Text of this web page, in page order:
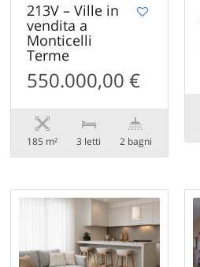
213V – Ville in
vendita a
Monticelli
Terme
550.000,00 €
185 m² 3 letti 2 bagni